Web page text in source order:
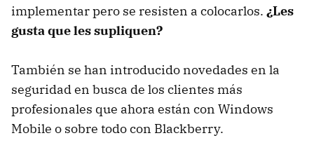
implementar pero se resisten a colocarlos. ¿Les
gusta que les supliquen?
También se han introducido novedades en la
seguridad en busca de los clientes más
profesionales que ahora están con Windows
Mobile o sobre todo con Blackberry.